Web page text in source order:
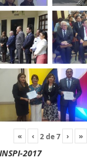
« ‹ 2de7 › »
2017